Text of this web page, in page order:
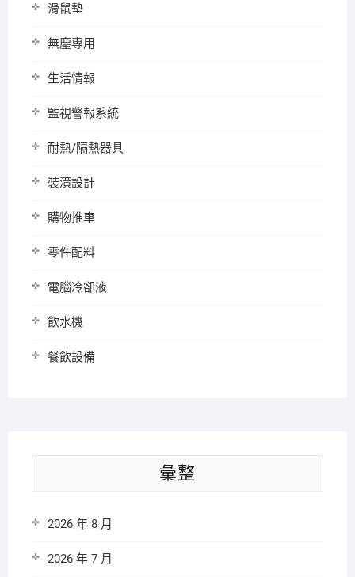
滑鼠墊
無塵專用
生活情報
監視警報系統
耐熱/隔熱器具
裝潢設計
購物推車
零件配料
電腦冷卻液
飲水機
餐飲設備
彙整
2026 年 8 月
2026 年 7 月